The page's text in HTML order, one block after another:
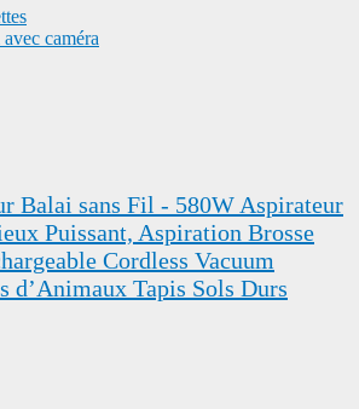
caméra
Balai sans Fil - 580W Aspirateur
Puissant, Aspiration Brosse
Cordless Vacuum
d’Animaux Tapis Sols Durs